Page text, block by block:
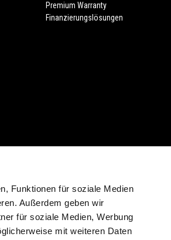
Funktionen für soziale Medien
Außerdem geben wir
für soziale Medien, Werbung
mit weiteren Daten
Premium Warranty
Finanzierungslösungen
des Händlers. Preisänderungen
von Ausstattung, Produktmerkmalen, Dekore
und Auslaufartikel vorbehalten. PIAGGIO &
Bestimmungen Abweichungen von den hier